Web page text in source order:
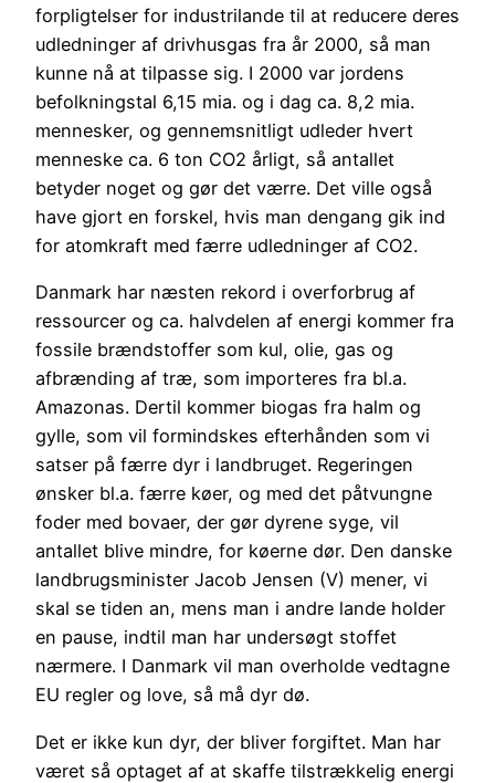
forpligtelser for industrilande til at reducere deres
udledninger af drivhusgas fra år 2000, så man
kunne nå at tilpasse sig. I 2000 var jordens
befolkningstal 6,15 mia. og i dag ca. 8,2 mia.
mennesker, og gennemsnitligt udleder hvert
menneske ca. 6 ton CO2 årligt, så antallet
betyder noget og gør det værre. Det ville også
have gjort en forskel, hvis man dengang gik ind
for atomkraft med færre udledninger af CO2.
Danmark har næsten rekord i overforbrug af
ressourcer og ca. halvdelen af energi kommer fra
fossile brændstoffer som kul, olie, gas og
afbrænding af træ, som importeres fra bl.a.
Amazonas. Dertil kommer biogas fra halm og
gylle, som vil formindskes efterhånden som vi
satser på færre dyr i landbruget. Regeringen
ønsker bl.a. færre køer, og med det påtvungne
foder med bovaer, der gør dyrene syge, vil
antallet blive mindre, for køerne dør. Den danske
landbrugsminister Jacob Jensen (V) mener, vi
skal se tiden an, mens man i andre lande holder
en pause, indtil man har undersøgt stoffet
nærmere. I Danmark vil man overholde vedtagne
EU regler og love, så må dyr dø.
Det er ikke kun dyr, der bliver forgiftet. Man har
været så optaget af at skaffe tilstrækkelig energi